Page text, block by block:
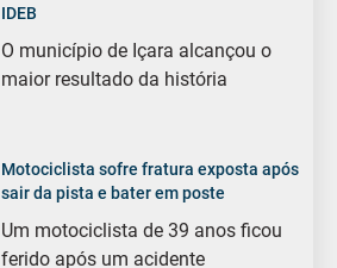
IDEB
O município de Içara alcançou o
maior resultado da história
Motociclista sofre fratura exposta após
sair da pista e bater em poste
Um motociclista de 39 anos ficou
ferido após um acidente